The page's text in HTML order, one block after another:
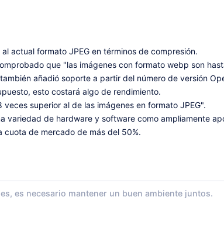
actual formato JPEG en términos de compresión.
que "las imágenes con formato webp son
añadió soporte a partir del número de versión
esto costará algo de rendimiento.
superior al de las imágenes en formato JPEG".
variedad de hardware y software como ampliamente
cuota de mercado de más del 50%.